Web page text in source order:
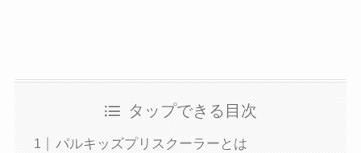
タップできる目次
パルキッズプリスクーラーとは